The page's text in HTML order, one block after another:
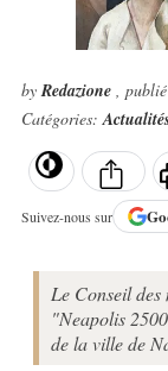
byRedazione ,
Catégories:
Suivez-nous sur
Le Conseil
"Neapolis
de la ville de